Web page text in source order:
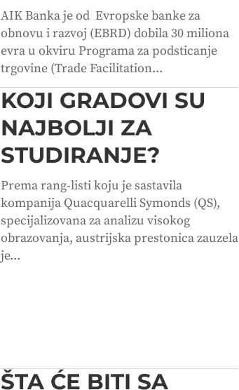
AIK Banka je od Evropske banke za
obnovu i razvoj (EBRD) dobila 30 miliona
evra u okviru Programa za podsticanje
trgovine (Trade Facilitation...
KOJI GRADOVI SU
NAJBOLJI ZA
STUDIRANJE?
Prema rang-listi koju je sastavila
kompanija Quacquarelli Symonds (QS),
specijalizovana za analizu visokog
obrazovanja, austrijska prestonica zauzela
je...
ŠTA ĆE BITI SA